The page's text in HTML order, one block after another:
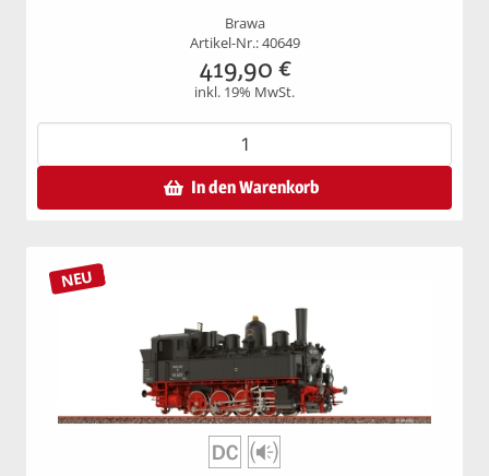
Brawa
Artikel-Nr.: 40649
419,90 €
inkl. 19% MwSt.
In den Warenkorb
NEU